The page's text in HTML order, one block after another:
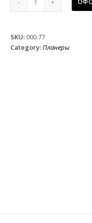
SKU: 000.77
Category:Планеры